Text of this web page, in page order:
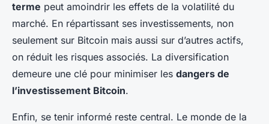
terme peut amoindrir les effets de la volatilité du
marché. En répartissant ses investissements, non
seulement sur Bitcoin mais aussi sur d’autres actifs,
on réduit les risques associés. La diversification
demeure une clé pour minimiser les dangers de
l’investissement Bitcoin.
Enfin, se tenir informé reste central. Le monde de la